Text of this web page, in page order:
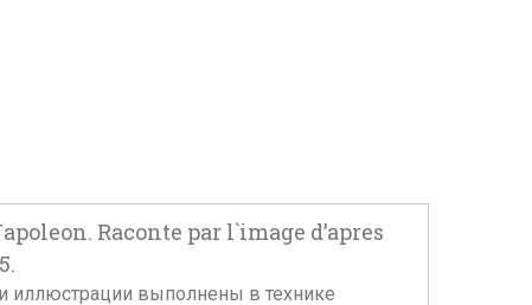
Raconte par l`image d’apres
иллюстрации выполнены в технике